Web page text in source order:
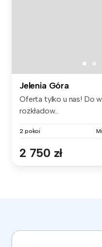
Jelenia Góra
Oferta tylko u nas! Do
rozkładow...
2 pokoi
2 750 zł